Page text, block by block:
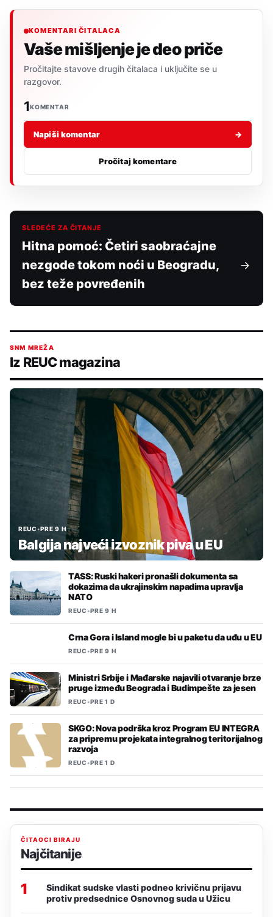
KOMENTARI ČITALACA
Vaše mišljenje je deo priče
Pročitajte stavove drugih čitalaca i uključite se u
razgovor.
1KOMENTAR
Napiši komentar →
Pročitaj komentare
SLEDEĆE ZA ČITANJE
Hitna pomoć: Četiri saobraćajne
nezgode tokom noći u Beogradu,
bez teže povređenih
SNM MREŽA
Iz REUC magazina
REUC•PRE 9 H
Balgija najveći izvoznik piva u EU
TASS: Ruski hakeri pronašli dokumenta sa
dokazima da ukrajinskim napadima upravlja
NATO
REUC•PRE 9 H
Crna Gora i Island mogle bi u paketu da uđu u EU
REUC•PRE 9 H
Ministri Srbije i Mađarske najavili otvaranje brze
pruge između Beograda i Budimpešte za jesen
REUC•PRE 1 D
SKGO: Nova podrška kroz Program EU INTEGRA
za pripremu projekata integralnog teritorijalnog
razvoja
REUC•PRE 1 D
ČITAOCI BIRAJU
Najčitanije
1
Sindikat sudske vlasti podneo krivičnu prijavu
protiv predsednice Osnovnog suda u Užicu